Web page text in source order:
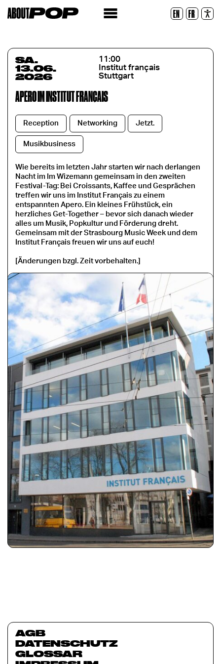
EN FR
Zurücksetzen
SA.
13.06.
2026
11:00
Institut français
Stuttgart
APÉRO IM INSTITUT FRANÇAIS
Reception Networking Jetzt.
Musikbusiness
Wie bereits im letzten Jahr starten wir nach derlangen
Nacht im Im Wizemann gemeinsam in den zweiten
Festival-Tag: Bei Croissants, Kaffee und Gesprächen
treffen wir uns im Institut Français zu einem
entspannten Apero. Ein kleines Frühstück, ein
herzliches Get-Together – bevor sich danach wieder
alles um Musik, Popkultur und Förderung dreht.
Gemeinsam mit der Strasbourg Music Week und dem
Institut Français freuen wir uns auf euch!
[Änderungen bzgl. Zeit vorbehalten.]
AGB
DATENSCHUTZ
GLOSSAR